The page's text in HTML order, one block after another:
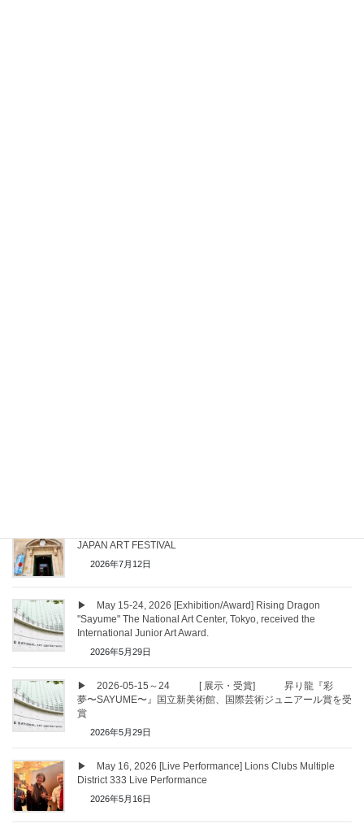
JAPAN ART FESTIVAL
2026年7月12日
▶ May 15-24, 2026 [Exhibition/Award] Rising Dragon
"Sayume" The National Art Center, Tokyo, received the
International Junior Art Award.
2026年5月29日
▶ 2026-05-15～24 [ 展示・受賞] 昇り龍『彩
夢〜SAYUME〜』国立新美術館、国際芸術ジュニアール賞を受
賞
2026年5月29日
▶ May 16, 2026 [Live Performance] Lions Clubs Multiple
District 333 Live Performance
2026年5月16日